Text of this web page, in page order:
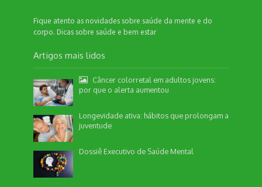
Fique atento as novidades sobre saúde da mente e do
corpo. Dicas sobre saúde e bem estar
Artigos mais lidos
Câncer colorretal em adultos jovens:
por que o alerta aumentou
Longevidade ativa: hábitos que prolongam a
juventude
Dossiê Executivo de Saúde Mental
Nossa equipe de suporte ao cliente está aqui
para responder às suas perguntas. Informe se